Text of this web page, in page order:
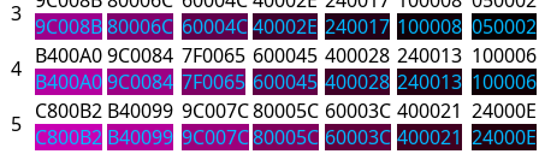
3 9C008B80006C 60004C40002E 240017 100008 050002
4 B400A0
B400A0
9C0084
9C0084
7F0065
7F0065
600045
600045
400028
400028
240013
240013
100006
100006
5 C800B2
C800B2
B40099
B40099
9C007C
9C007C
80005C
80005C
60003C
60003C
400021
400021
24000E
24000E